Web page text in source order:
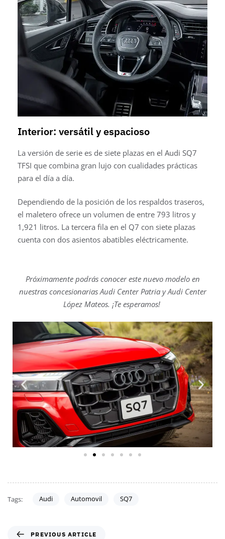
Interior: versátil y espacioso
La versión de serie es de siete plazas en el Audi SQ7
TFSI que combina gran lujo con cualidades prácticas
para el día a día.
Dependiendo de la posición de los respaldos traseros,
el maletero ofrece un volumen de entre 793 litros y
1,921 litros. La tercera fila en el Q7 con siete plazas
cuenta con dos asientos abatibles eléctricamente.
Próximamente podrás conocer este nuevo modelo en
nuestras concesionarias Audi Center Patria y Audi Center
López Mateos. ¡Te esperamos!
Tags: Audi Automovil SQ7
PREVIOUS ARTICLE